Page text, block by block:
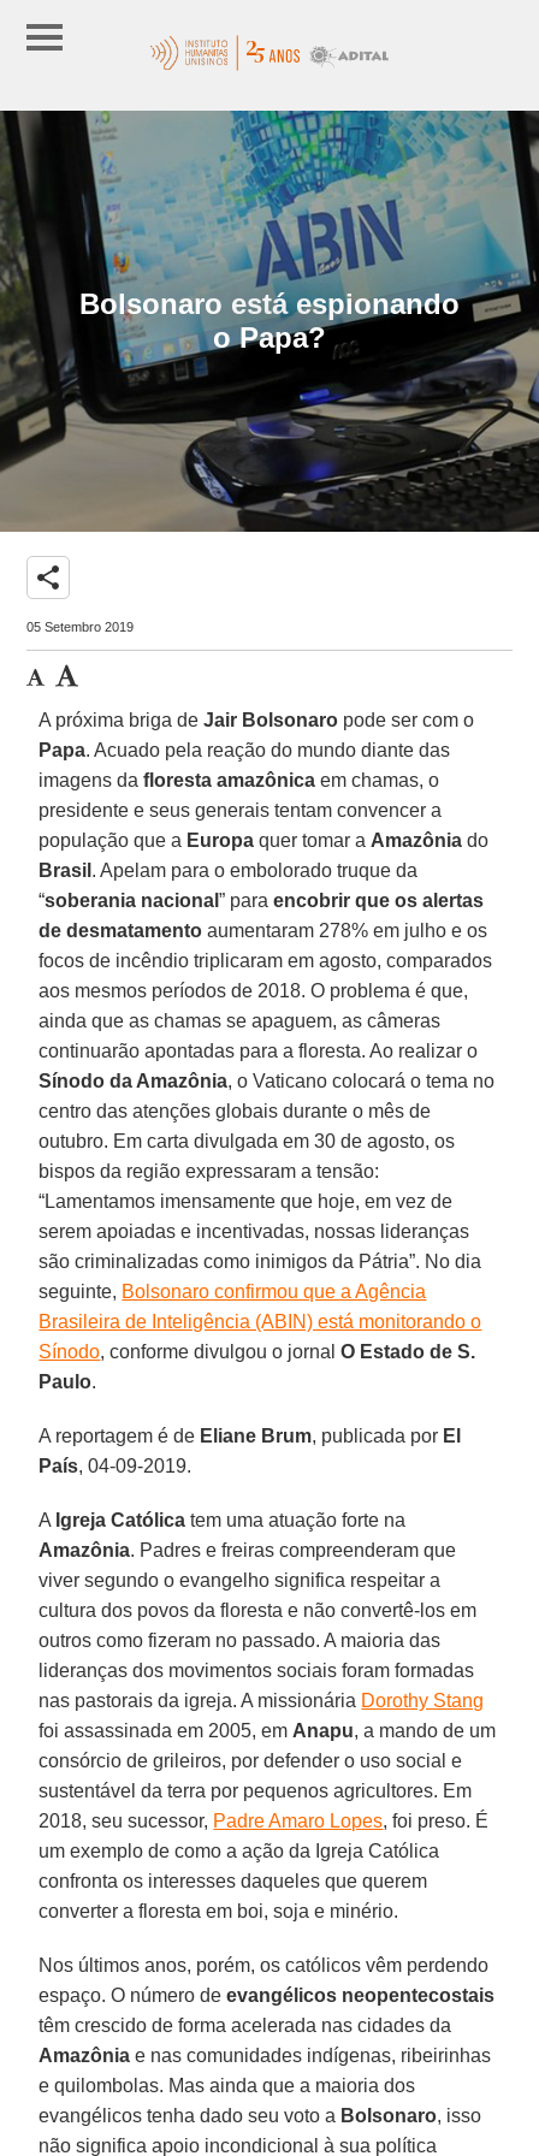
Bolsonaro está espionando
o Papa?
share
05 Setembro 2019
A próxima briga deJair Bolsonaro pode ser com o
Papa. Acuado pela reação do mundo diante das
imagens da floresta amazônica em chamas, o
presidente e seus generais tentam convencer a
população que a Europa quer tomar a Amazônia do
Brasil . Apelam para o embolorado truque da
“soberania nacional” paraencobrir que os alertas
de desmatamento aumentaram 278% em julho e os
focos de incêndio triplicaram em agosto, comparados
aos mesmos períodos de 2018. O problema é que,
ainda que as chamas se apaguem, as câmeras
continuarão apontadas para a floresta. Ao realizar o
Sínodo da Amazônia, o Vaticano colocará o tema no
centro das atenções globais durante o mês de
outubro. Em carta divulgada em 30 de agosto, os
bispos da região expressaram a tensão:
“Lamentamos imensamente que hoje, em vez de
serem apoiadas e incentivadas, nossas lideranças
são criminalizadas como inimigos da Pátria”. No dia
seguinte, Bolsonaro confirmou que a Agência
Brasileira de Inteligência (ABIN) está monitorando o
Sínodo, conforme divulgou o jornalO Estado de S.
Paulo.
A reportagem é de Eliane Brum, publicada por El
País, 04-09-2019.
A Igreja Católica tem uma atuação forte na
Amazônia. Padres e freiras compreenderam que
viver segundo o evangelho significa respeitar a
cultura dos povos da floresta e não convertê-los em
outros como fizeram no passado. A maioria das
lideranças dos movimentos sociais foram formadas
nas pastorais da igreja. A missionária Dorothy Stang
foi assassinada em 2005, em Anapu, a mando de um
consórcio de grileiros, por defender o uso social e
sustentável da terra por pequenos agricultores. Em
2018, seu sucessor, Padre Amaro Lopes, foi preso. É
um exemplo de como a ação da Igreja Católica
confronta os interesses daqueles que querem
converter a floresta em boi, soja e minério.
Nos últimos anos, porém, os católicos vêm perdendo
espaço. O número deevangélicos neopentecostais
têm crescido de forma acelerada nas cidades da
Amazônia e nas comunidades indígenas, ribeirinhas
e quilombolas. Mas ainda que a maioria dos
evangélicos tenha dado seu voto a Bolsonaro, isso
não significa apoio incondicional à sua política